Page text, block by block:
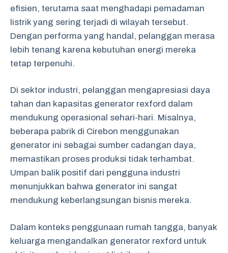
efisien, terutama saat menghadapi pemadaman
listrik yang sering terjadi di wilayah tersebut.
Dengan performa yang handal, pelanggan merasa
lebih tenang karena kebutuhan energi mereka
tetap terpenuhi.
Di sektor industri, pelanggan mengapresiasi daya
tahan dan kapasitas generator rexford dalam
mendukung operasional sehari-hari. Misalnya,
beberapa pabrik di Cirebon menggunakan
generator ini sebagai sumber cadangan daya,
memastikan proses produksi tidak terhambat.
Umpan balik positif dari pengguna industri
menunjukkan bahwa generator ini sangat
mendukung keberlangsungan bisnis mereka.
Dalam konteks penggunaan rumah tangga, banyak
keluarga mengandalkan generator rexford untuk